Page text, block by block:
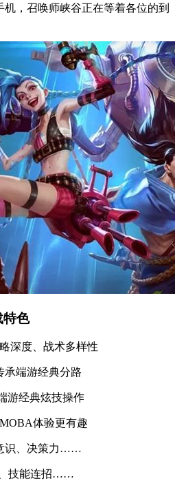
，召唤师峡谷正在等着各位的到
特色
度、战术多样性
端游经典分路
经典炫技操作
体验更有趣
识、决策力……
技能连招……